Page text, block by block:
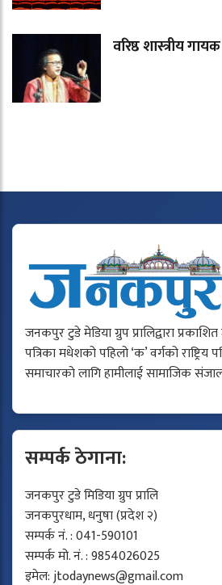
वरिष्ठ शास्त्रीय
जनकपुर टुडे मेडिया ग्रुप प्रालिद्वारा
पत्रिका मधेशको पहिलो ‘क’ वर्गको राष्ट्रिय
समाचारको लागि हामीलाई सामाजिक
सम्पर्क ठेगाना:
जनकपुर टुडे मिडिया ग्रुप प्रालि
जनकपुरधाम, धनुषा (प्रदेश २)
सम्पर्क नं. : 041-590101
सम्पर्क मो. नं. : 9854026025
इमेल:jtodaynews@gmail.com